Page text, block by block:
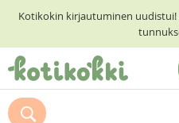
Kotikokin kirjautuminen
ETUSIVU
Suosittelemme myös